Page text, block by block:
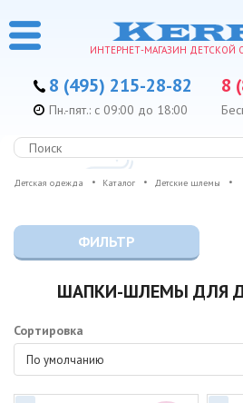
ИНТЕРНЕТ-МАГАЗИН ДЕТСКОЙ
8 (495) 215-28-82 8
Пн.-пят.: с 09:00 до 18:00
Детская одежда Каталог Детские шлемы
ФИЛЬТР
ШАПКИ-ШЛЕМЫ ДЛЯ
Сортировка
По умолчанию